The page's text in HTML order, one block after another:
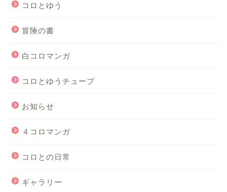
コロとゆう
冒険の書
白コロマンガ
コロとゆうチューブ
お知らせ
４コロマンガ
コロとの日常
ギャラリー